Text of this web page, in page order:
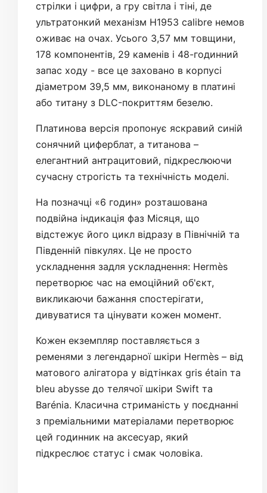
стрілки і цифри, а гру світла і тіні, де
ультратонкий механізм H1953 calibre немов
оживає на очах. Усього 3,57 мм товщини,
178 компонентів, 29 каменів і 48-годинний
запас ходу - все це заховано в корпусі
діаметром 39,5 мм, виконаному в платині
або титану з DLC-покриттям безелю.
Платинова версія пропонує яскравий синій
сонячний циферблат, а титанова –
елегантний антрацитовий, підкреслюючи
сучасну строгість та технічність моделі.
На позначці «6 годин» розташована
подвійна індикація фаз Місяця, що
відстежує його цикл відразу в Північній та
Південній півкулях. Це не просто
ускладнення задля ускладнення: Hermès
перетворює час на емоційний об'єкт,
викликаючи бажання спостерігати,
дивуватися та цінувати кожен момент.
Кожен екземпляр поставляється з
ременями з легендарної шкіри Hermès – від
матового алігатора у відтінках gris étain та
bleu abysse до телячої шкіри Swift та
Barénia. Класична стриманість у поєднанні
з преміальними матеріалами перетворює
цей годинник на аксесуар, який
підкреслює статус і смак чоловіка.